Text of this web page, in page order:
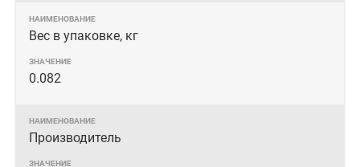
Вес в упаковке, кг
0.082
Производитель